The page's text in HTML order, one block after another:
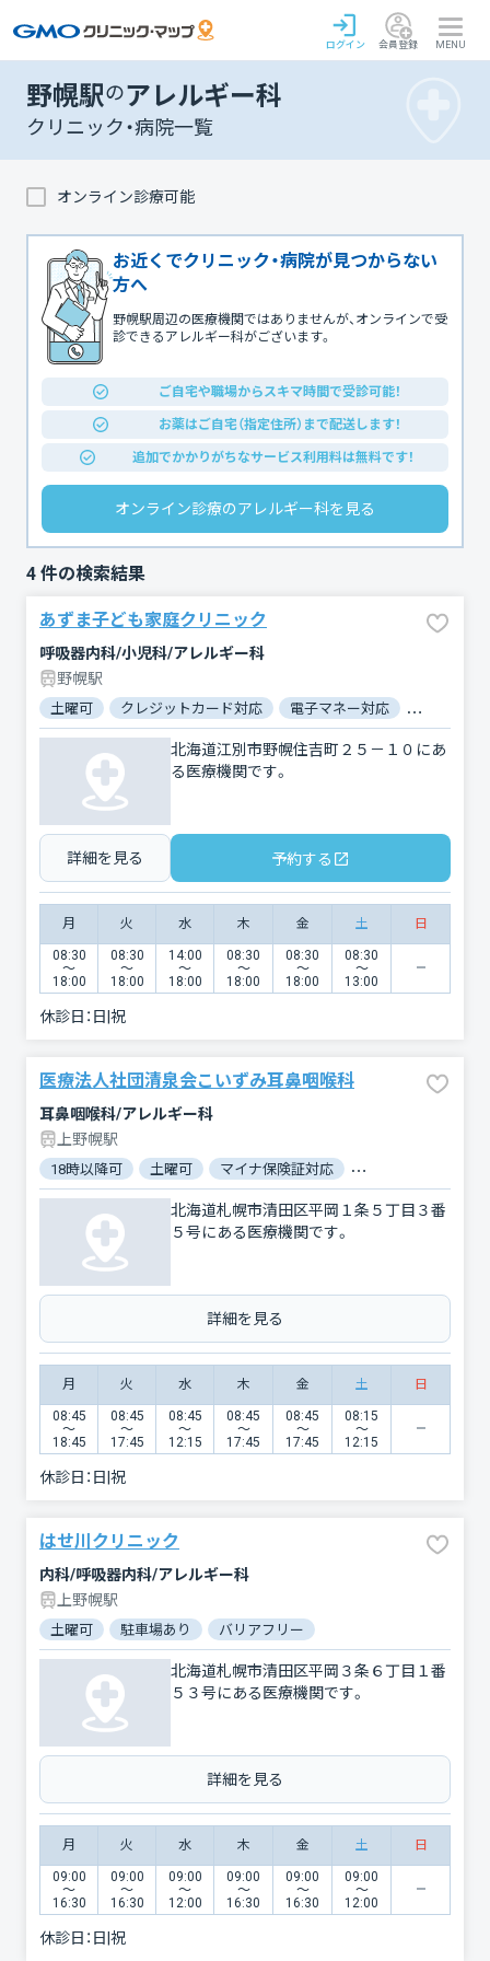
ログイン 会員登録 MENU
野幌駅のアレルギー科
クリニック・病院一覧
オンライン診療可能
お近くでクリニック・病院が見つからない
方へ
野幌駅周辺の医療機関ではありませんが、オンラインで受
診できるアレルギー科がございます。
ご自宅や職場からスキマ時間で受診可能！
お薬はご自宅（指定住所）まで配送します！
追加でかかりがちなサービス利用料は無料です！
オンライン診療のアレルギー科を見る
4 件の検索結果
あずま子ども家庭クリニック
呼吸器内科/小児科/アレルギー科
野幌駅
土曜可 クレジットカード対応 電子マネー対応 マイナ保
北海道江別市野幌住吉町２５－１０にあ
る医療機関です。
詳細を見る 予約する
月 火 水 木 金 土 日
08:30
〜
18:00
08:30
〜
18:00
14:00
〜
18:00
08:30
〜
18:00
08:30
〜
18:00
08:30
〜
13:00
休診日： 日|祝
医療法人社団清泉会こいずみ耳鼻咽喉科
耳鼻咽喉科/アレルギー科
上野幌駅
18時以降可 土曜可 マイナ保険証対応 駐車場あり
北海道札幌市清田区平岡１条５丁目３番
５号にある医療機関です。
詳細を見る
月 火 水 木 金 土 日
08:45
〜
18:45
08:45
〜
17:45
08:45
〜
12:15
08:45
〜
17:45
08:45
〜
17:45
08:15
〜
12:15
休診日： 日|祝
はせ川クリニック
内科/呼吸器内科/アレルギー科
上野幌駅
土曜可 駐車場あり バリアフリー
北海道札幌市清田区平岡３条６丁目１番
５３号にある医療機関です。
詳細を見る
月 火 水 木 金 土 日
09:00
〜
16:30
09:00
〜
16:30
09:00
〜
12:00
09:00
〜
16:30
09:00
〜
16:30
09:00
〜
12:00
休診日： 日|祝